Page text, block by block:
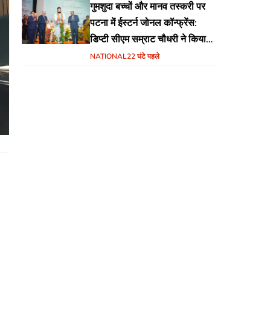
गुमशुदा बच्चों और मानव तस्करी पर
पटना में ईस्टर्न जोनल कॉन्फ्रेंस:
डिप्टी सीएम सम्राट चौधरी ने किया
उद्घाटन, अंतर्राज्यीय समन्वय पर जोर
NATIONAL22 घंटे पहले